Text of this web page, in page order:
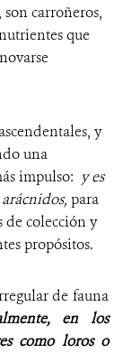
son carroñeros,
que
y
una
impulso: y es
para
de colección y
propósitos.
de fauna
en los
como loros o